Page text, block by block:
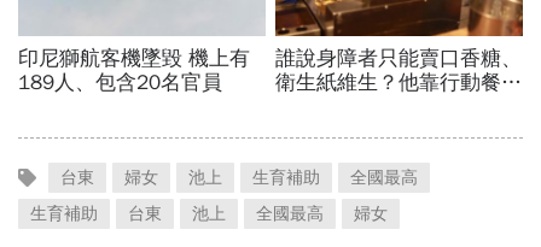
台東 婦女 池上 生育補助
全國最高
生育補助
台東 池上 全國最高 婦女